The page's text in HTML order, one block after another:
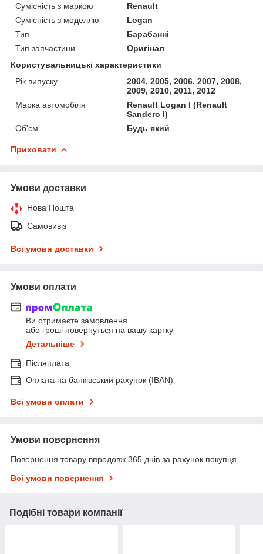
Сумісність з маркою
Renault
Сумісність з моделлю
Logan
Тип
Барабанні
Тип запчастини
Оригінал
Користувальницькі характеристики
Рік випуску
2004, 2005, 2006, 2007, 2008,
2009, 2010, 2011, 2012
Марка автомобіля
Renault Logan I (Renault
Sandero I)
Об'єм
Будь який
Приховати
Умови доставки
Нова Пошта
Самовивіз
Всі умови доставки
Умови оплати
Ви отримаєте замовлення
або гроші повернуться на вашу картку
Детальніше
Післяплата
Оплата на банківський рахунок (IBAN)
Всі умови оплати
Умови повернення
Повернення товару впродовж 365 днів за рахунок покупця
Всі умови повернення
Подібні товари компанії